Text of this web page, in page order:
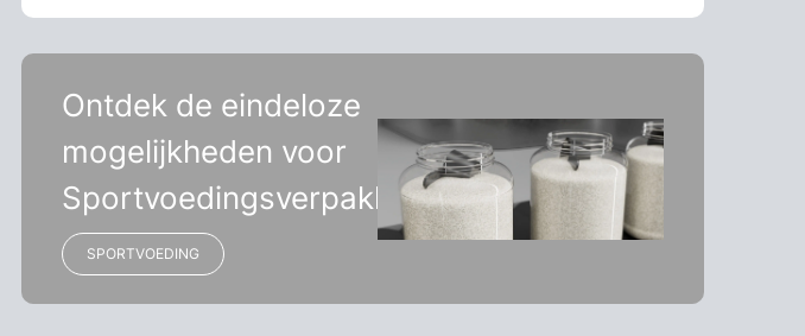
Ontdek de eindeloze
mogelijkheden voor
Sportvoedingsverpakkingen
SPORTVOEDING